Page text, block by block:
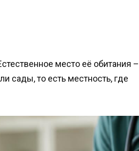
место её обитания –
сады, то есть местность, где